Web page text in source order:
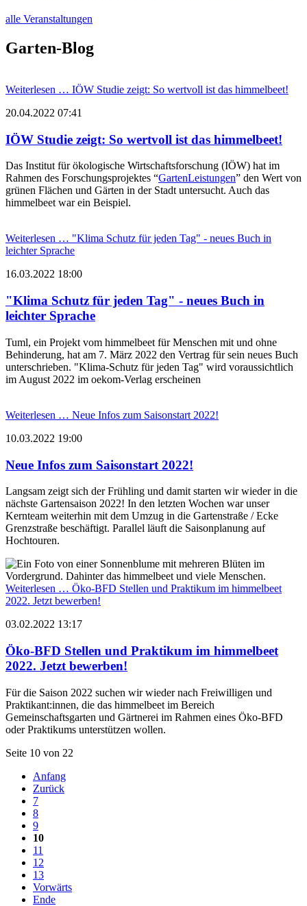
alle Veranstaltungen
Garten-Blog
Weiterlesen … IÖW Studie zeigt: So wertvoll ist das himmelbeet!
20.04.2022 07:41
IÖW Studie zeigt: So wertvoll ist das himmelbeet!
Das Institut für ökologische Wirtschaftsforschung (IÖW) hat im
Rahmen des Forschungsprojektes “GartenLeistungen” den Wert von
grünen Flächen und Gärten in der Stadt untersucht. Auch das
himmelbeet war ein Beispiel.
Weiterlesen … "Klima Schutz für jeden Tag" - neues Buch in
leichter Sprache
16.03.2022 18:00
"Klima Schutz für jeden Tag" - neues Buch in
leichter Sprache
Tuml, ein Projekt vom himmelbeet für Menschen mit und ohne
Behinderung, hat am 7. März 2022 den Vertrag für sein neues Buch
unterschrieben. "Klima-Schutz für jeden Tag" wird voraussichtlich
im August 2022 im oekom-Verlag erscheinen
Weiterlesen … Neue Infos zum Saisonstart 2022!
10.03.2022 19:00
Neue Infos zum Saisonstart 2022!
Langsam zeigt sich der Frühling und damit starten wir wieder in die
nächste Gartensaison 2022! In den letzten Wochen war unser
Kernteam weiterhin mit dem Umzug in die Gartenstraße / Ecke
Grenzstraße beschäftigt. Parallel läuft die Saisonplanung auf
Hochtouren.
Weiterlesen … Öko-BFD Stellen und Praktikum im himmelbeet
2022. Jetzt bewerben!
03.02.2022 13:17
Öko-BFD Stellen und Praktikum im himmelbeet
2022. Jetzt bewerben!
Für die Saison 2022 suchen wir wieder nach Freiwilligen und
Praktikant:innen, die das himmelbeet im Bereich
Gemeinschaftsgarten und Gärtnerei im Rahmen eines Öko-BFD
oder Praktikums unterstützen wollen.
Seite 10 von 22
Anfang
Zurück
7
8
9
10
11
12
13
Vorwärts
Ende